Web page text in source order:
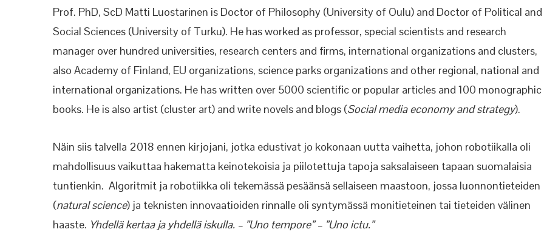
Prof. PhD, ScD Matti Luostarinen is Doctor of Philosophy (University of Oulu) and Doctor of Political and
Social Sciences (University of Turku). He has worked as professor, special scientists and research
manager over hundred universities, research centers and firms, international organizations and clusters,
also Academy of Finland, EU organizations, science parks organizations and other regional, national and
international organizations. He has written over 5000 scientific or popular articles and 100 monographic
books. He is also artist (cluster art) and write novels and blogs (Social media economy and strategy).
Näin siis talvella 2018 ennen kirjojani, jotka edustivat jo kokonaan uutta vaihetta, johon robotiikalla oli
mahdollisuus vaikuttaa hakematta keinotekoisia ja piilotettuja tapoja saksalaiseen tapaan suomalaisia
tuntienkin. Algoritmit ja robotiikka oli tekemässä pesäänsä sellaiseen maastoon, jossa luonnontieteiden
(natural science) ja teknisten innovaatioiden rinnalle oli syntymässä monitieteinen tai tieteiden välinen
haaste. Yhdellä kertaa ja yhdellä iskulla. – ”Uno tempore” – ”Uno ictu.”